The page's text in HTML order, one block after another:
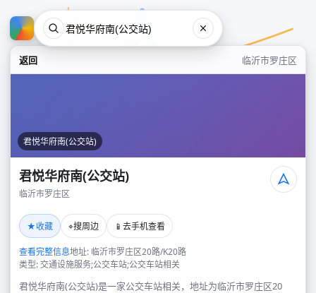
返回 临沂市罗庄区
君悦华府南(公交站)
君悦华府南(公交站)
临沂市罗庄区
★收藏 ⌖搜周边 📱 去手机查看
查看完整信息地址: 临沂市罗庄区20路/K20路
类型: 交通设施服务;公交车站;公交车站相关
君悦华府南(公交站)是一家公交车站相关，地址为临沂市罗庄区20